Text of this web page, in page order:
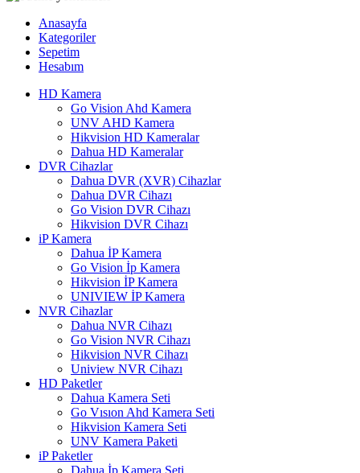
Anasayfa
Kategoriler
Sepetim
Hesabım
HD Kamera
Go Vision Ahd Kamera
UNV AHD Kamera
Hikvision HD Kameralar
Dahua HD Kameralar
DVR Cihazlar
Dahua DVR (XVR) Cihazlar
Dahua DVR Cihazı
Go Vision DVR Cihazı
Hikvision DVR Cihazı
iP Kamera
Dahua İP Kamera
Go Vision İp Kamera
Hikvision İP Kamera
UNIVIEW İP Kamera
NVR Cihazlar
Dahua NVR Cihazı
Go Vision NVR Cihazı
Hikvision NVR Cihazı
Uniview NVR Cihazı
HD Paketler
Dahua Kamera Seti
Go Vısıon Ahd Kamera Seti
Hikvision Kamera Seti
UNV Kamera Paketi
iP Paketler
Dahua İp Kamera Seti